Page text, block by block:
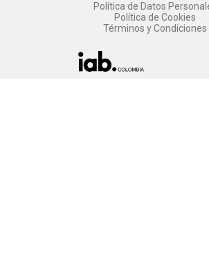
Política de Datos
Política de Cookies
Términos y Condiciones